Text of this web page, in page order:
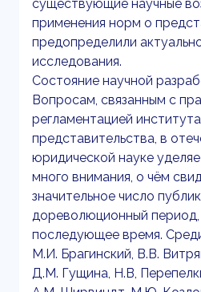
существующие научные
применения норм о
предопределили
исследования.
Состояние научной
Вопросам, связанным с
регламентацией института
представительства, в
юридической науке
много внимания, о чём
значительное число
дореволюционный период,
последующее время.
М.И. Брагинский, В.В.
Д.М. Гущина, Н.В,